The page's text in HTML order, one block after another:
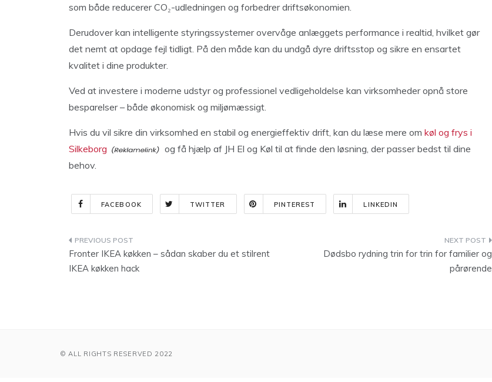
som både reducerer CO₂-udledningen og forbedrer driftsøkonomien.
Derudover kan intelligente styringssystemer overvåge anlæggets performance i realtid, hvilket gør
det nemt at opdage fejl tidligt. På den måde kan du undgå dyre driftsstop og sikre en ensartet
kvalitet i dine produkter.
Ved at investere i moderne udstyr og professionel vedligeholdelse kan virksomheder opnå store
besparelser – både økonomisk og miljømæssigt.
Hvis du vil sikre din virksomhed en stabil og energieffektiv drift, kan du læse mere om køl og frys i
Silkeborg
og få hjælp af JH El og Køl til at finde den løsning, der passer bedst til dine
behov.
FACEBOOK TWITTER PINTEREST LINKEDIN
Indlægsnavigation
Fronter IKEA køkken – sådan skaber du et stilrent
IKEA køkken hack
Dødsbo rydning trin for trin for familier og
pårørende
© ALL RIGHTS RESERVED 2022